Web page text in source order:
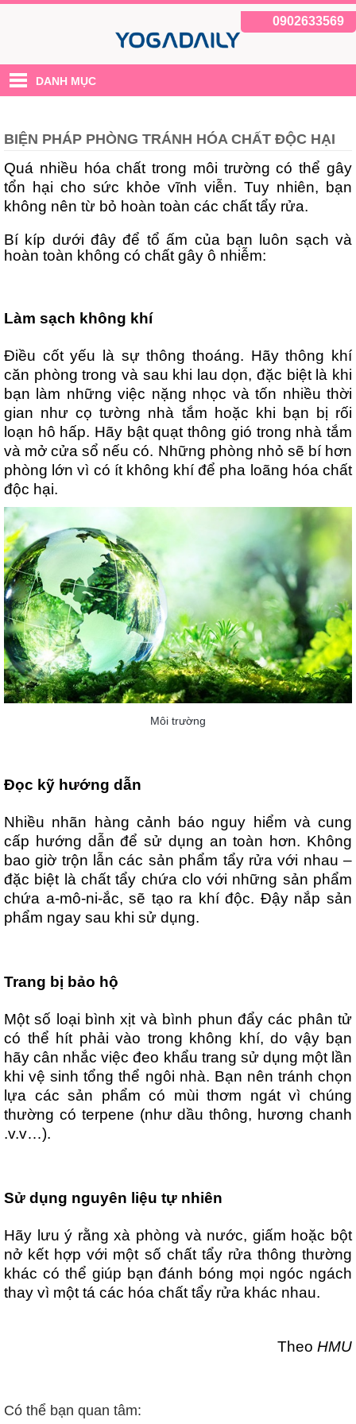
0902633569
DANH MỤC
BIỆN PHÁP PHÒNG TRÁNH HÓA CHẤT ĐỘC HẠI
Quá nhiều hóa chất trong môi trường có thể gây
tổn hại cho sức khỏe vĩnh viễn. Tuy nhiên, bạn
không nên từ bỏ hoàn toàn các chất tẩy rửa.
Bí kíp dưới đây để tổ ấm của bạn luôn sạch và
hoàn toàn không có chất gây ô nhiễm:
Làm sạch không khí
Điều cốt yếu là sự thông thoáng. Hãy thông khí
căn phòng trong và sau khi lau dọn, đặc biệt là khi
bạn làm những việc nặng nhọc và tốn nhiều thời
gian như cọ tường nhà tắm hoặc khi bạn bị rối
loạn hô hấp. Hãy bật quạt thông gió trong nhà tắm
và mở cửa sổ nếu có. Những phòng nhỏ sẽ bí hơn
phòng lớn vì có ít không khí để pha loãng hóa chất
độc hại.
Môi trường
Đọc kỹ hướng dẫn
Nhiều nhãn hàng cảnh báo nguy hiểm và cung
cấp hướng dẫn để sử dụng an toàn hơn. Không
bao giờ trộn lẫn các sản phẩm tẩy rửa với nhau –
đặc biệt là chất tẩy chứa clo với những sản phẩm
chứa a-mô-ni-ắc, sẽ tạo ra khí độc. Đậy nắp sản
phẩm ngay sau khi sử dụng.
Trang bị bảo hộ
Một số loại bình xịt và bình phun đẩy các phân tử
có thể hít phải vào trong không khí, do vậy bạn
hãy cân nhắc việc đeo khẩu trang sử dụng một lần
khi vệ sinh tổng thể ngôi nhà. Bạn nên tránh chọn
lựa các sản phẩm có mùi thơm ngát vì chúng
thường có terpene (như dầu thông, hương chanh
.v.v…).
Sử dụng nguyên liệu tự nhiên
Hãy lưu ý rằng xà phòng và nước, giấm hoặc bột
nở kết hợp với một số chất tẩy rửa thông thường
khác có thể giúp bạn đánh bóng mọi ngóc ngách
thay vì một tá các hóa chất tẩy rửa khác nhau.
Theo HMU
Có thể bạn quan tâm: